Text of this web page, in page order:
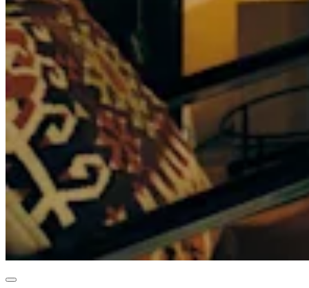
Servicios limpieza
Jardinería y actividades al aire libre
Diversión
Servicios de salud
Capacidades
Acepta pagos
Consigue más ventas
Mantén todo organizado
Administra el flujo de caja
Destaca tu marca
Automatiza y ahorra tiempo
Haz que tus clientes regresen
Hardware